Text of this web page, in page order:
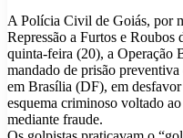
A Polícia Civil de Goiás, por
Repressão a Furtos e
quinta-feira (20), a Operação
mandado de prisão preventiva
em Brasília (DF), em
esquema criminoso voltado
mediante fraude.